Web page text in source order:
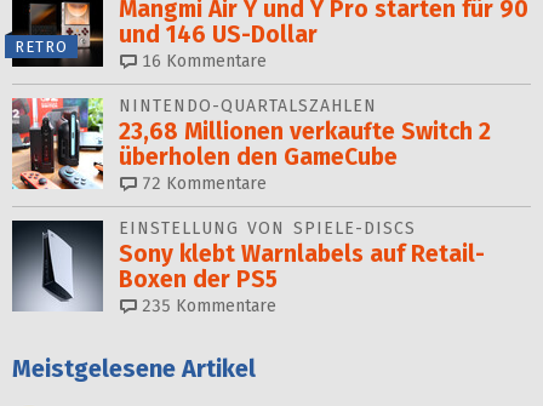
RETRO
Mangmi Air Y und Y Pro starten für 90
und 146 US-Dollar
16 Kommentare
NINTENDO-QUARTALSZAHLEN
23,68 Millionen verkaufte Switch 2
überholen den GameCube
72 Kommentare
EINSTELLUNG VON SPIELE-DISCS
Sony klebt Warnlabels auf Retail-
Boxen der PS5
235 Kommentare
Meistgelesene Artikel